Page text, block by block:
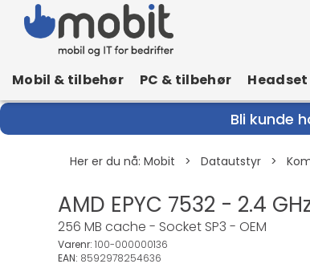
Mobil & tilbehør PC & tilbehør Headset
Bli kunde
Her er du nå: Mobit > Datautstyr >
AMD EPYC 7532 - 2.4
256 MB cache - Socket SP3 - OEM
Varenr: 100-000000136
EAN: 8592978254636